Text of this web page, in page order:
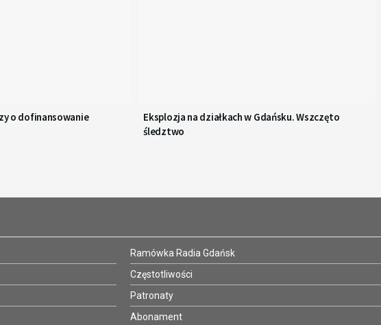
o dofinansowanie
Eksplozja na działkach w Gdańsku. Wszczęto
śledztwo
Ramówka Radia Gdańsk
Częstotliwości
Patronaty
Abonament